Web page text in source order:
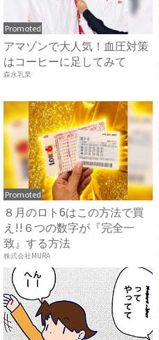
Promoted
アマゾンで大人気！血圧対策
はコーヒーに足してみて
森永乳業
Promoted
８月のロト6はこの方法で買
え!!６つの数字が『完全一
致』する方法
株式会社MURA